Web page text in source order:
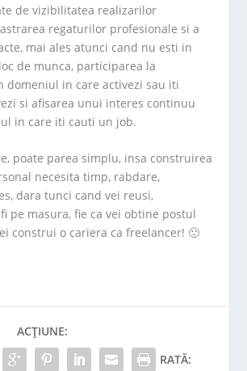
de vizibilitatea realizarilor
regaturilor profesionale si a
mai ales atunci cand nu esti in
de munca, participarea la
domeniul in care activezi sau iti
si afisarea unui interes continuu
in care iti cauti un job.
poate parea simplu, insa construirea
necesita timp, rabdare,
dara tunci cand vei reusi,
pe masura, fie ca vei obtine postul
construi o cariera ca freelancer! 🙂
ACȚIUNE:
RATĂ: